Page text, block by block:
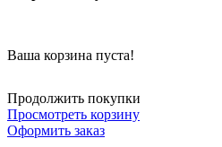
Ваша корзина пуста!
Продолжить покупки
Просмотреть корзину
Оформить заказ